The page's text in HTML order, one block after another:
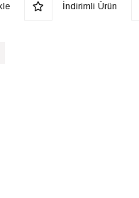
İndirimli Ürün